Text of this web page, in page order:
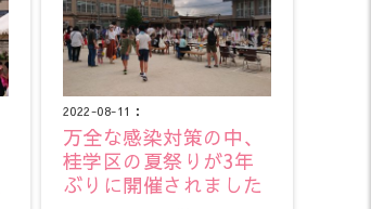
2022-08-11：
万全な感染対策の中、
桂学区の夏祭りが3年
ぶりに開催されました